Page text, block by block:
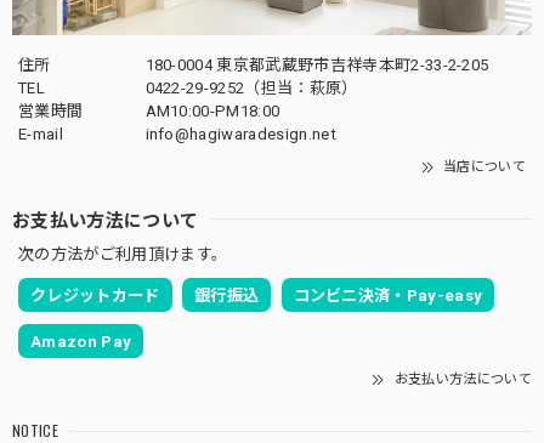
住所
180-0004 東京都武蔵野市吉祥寺本町2-33-2-205
TEL
0422-29-9252（担当：萩原）
営業時間
AM10:00-PM18:00
E-mail
info@hagiwaradesign.net
当店について
お支払い方法について
次の方法がご利用頂けます。
クレジットカード 銀行振込 コンビニ決済・Pay-easy
Amazon Pay
お支払い方法について
NOTICE